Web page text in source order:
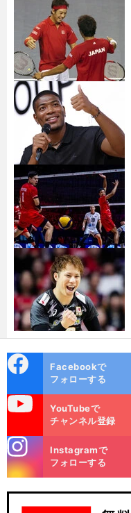
ok
Facebookで
フォローする
YouTubeで
チャンネル登録
m
Instagramで
フォローする